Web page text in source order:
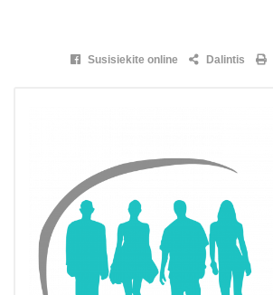
Susisiekite online Dalintis